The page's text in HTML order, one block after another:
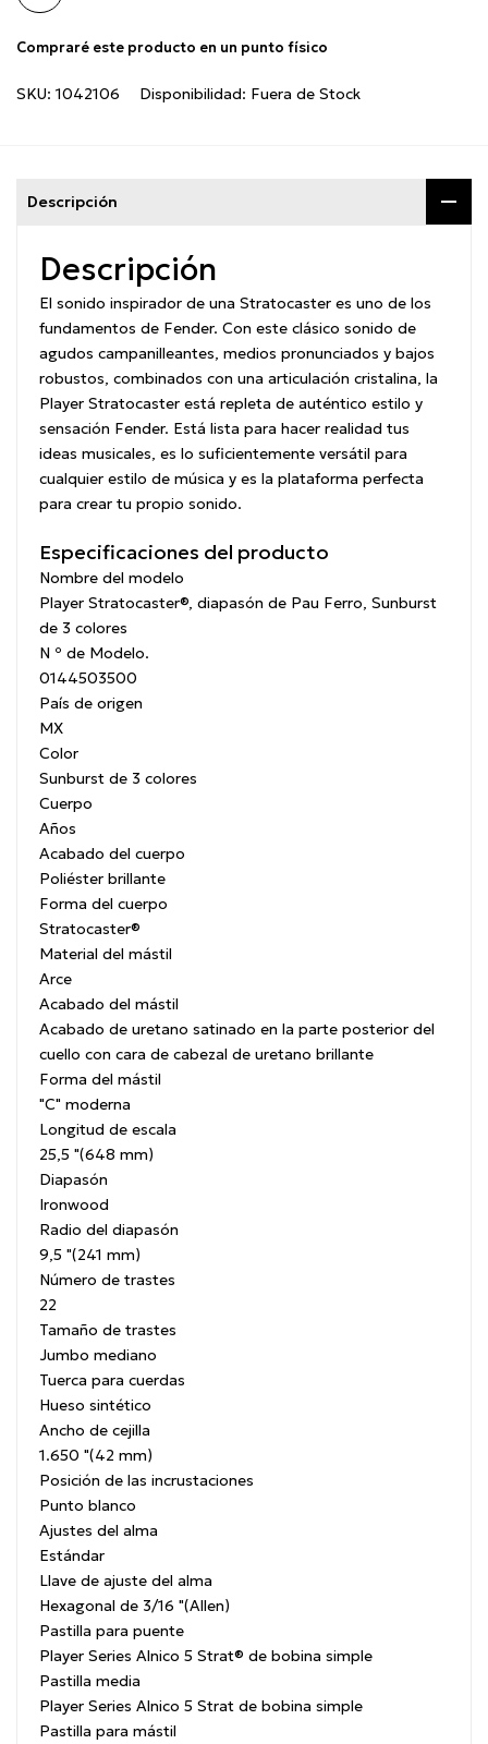
Compraré este producto en un punto físico
SKU: 1042106 Disponibilidad: Fuera de Stock
Descripción
Descripción
El sonido inspirador de una Stratocaster es uno de los
fundamentos de Fender. Con este clásico sonido de
agudos campanilleantes, medios pronunciados y bajos
robustos, combinados con una articulación cristalina, la
Player Stratocaster está repleta de auténtico estilo y
sensación Fender. Está lista para hacer realidad tus
ideas musicales, es lo suficientemente versátil para
cualquier estilo de música y es la plataforma perfecta
para crear tu propio sonido.
Especificaciones del producto
Nombre del modelo
Player Stratocaster®, diapasón de Pau Ferro, Sunburst
de 3 colores
N º de Modelo.
0144503500
País de origen
MX
Color
Sunburst de 3 colores
Cuerpo
Años
Acabado del cuerpo
Poliéster brillante
Forma del cuerpo
Stratocaster®
Material del mástil
Arce
Acabado del mástil
Acabado de uretano satinado en la parte posterior del
cuello con cara de cabezal de uretano brillante
Forma del mástil
"C" moderna
Longitud de escala
25,5 "(648 mm)
Diapasón
Ironwood
Radio del diapasón
9,5 "(241 mm)
Número de trastes
22
Tamaño de trastes
Jumbo mediano
Tuerca para cuerdas
Hueso sintético
Ancho de cejilla
1.650 "(42 mm)
Posición de las incrustaciones
Punto blanco
Ajustes del alma
Estándar
Llave de ajuste del alma
Hexagonal de 3/16 "(Allen)
Pastilla para puente
Player Series Alnico 5 Strat® de bobina simple
Pastilla media
Player Series Alnico 5 Strat de bobina simple
Pastilla para mástil